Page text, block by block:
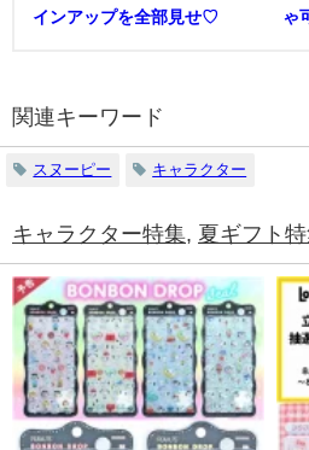
インアップを全部見せ♡
ゃ
関連キーワード
スヌーピー キャラクター
キャラクター特集, 夏ギフト